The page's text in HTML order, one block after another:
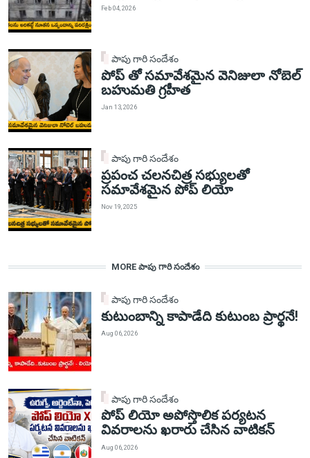
Feb 04, 2026
పాపు గారి సందేశం
పోప్ తో సమావేశమైన వెనిజులా నోబెల్
బహుమతి గ్రహీత
Jan 13, 2026
పాపు గారి సందేశం
ప్రపంచ చలనచిత్ర సభ్యులతో
సమావేశమైన పోప్ లియో
Nov 19, 2025
MORE పాపు గారి సందేశం
పాపు గారి సందేశం
కుటుంబాన్ని కాపాడేది కుటుంబ ప్రార్థనే!
Aug 06, 2026
పాపు గారి సందేశం
పోప్ లియో అపోస్తొలిక పర్యటన
వివరాలను ఖరారు చేసిన వాటికన్
Aug 06, 2026